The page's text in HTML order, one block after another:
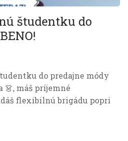
študentku do
do predajne módy
👗, máš príjemné
flexibilnú brigádu popri